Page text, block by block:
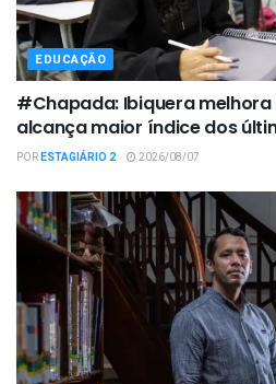
EDUCAÇÃO
#Chapada: Ibiquera melhora
alcança maior índice dos
PORESTAGIÁRIO 2 2026/08/07